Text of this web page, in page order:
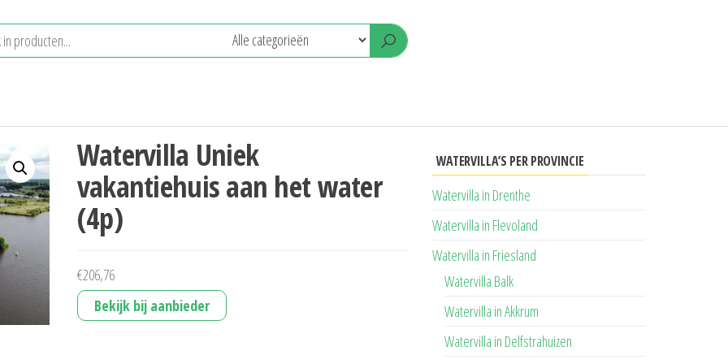
Watervilla Uniek
vakantiehuis aan het water
(4p)
€206,76
Bekijk bij aanbieder
WATERVILLA’S PER PROVINCIE
Watervilla in Drenthe
Watervilla in Flevoland
Watervilla in Friesland
Watervilla Balk
Watervilla in Akkrum
Watervilla in Delfstrahuizen